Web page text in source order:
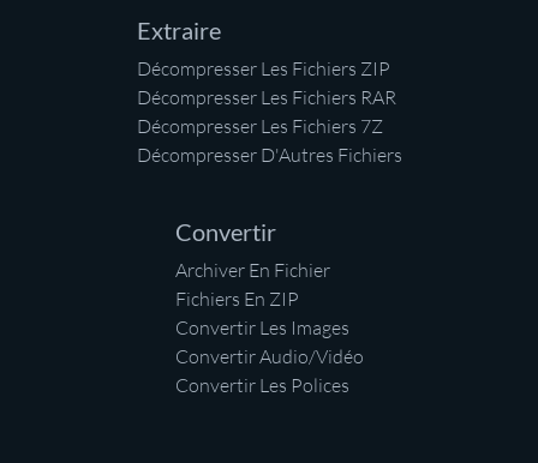
Extraire
Décompresser Les Fichiers ZIP
Décompresser Les Fichiers RAR
Décompresser Les Fichiers 7Z
Décompresser D'Autres Fichiers
Convertir
Archiver En Fichier
Fichiers En ZIP
Convertir Les Images
Convertir Audio/Vidéo
Convertir Les Polices